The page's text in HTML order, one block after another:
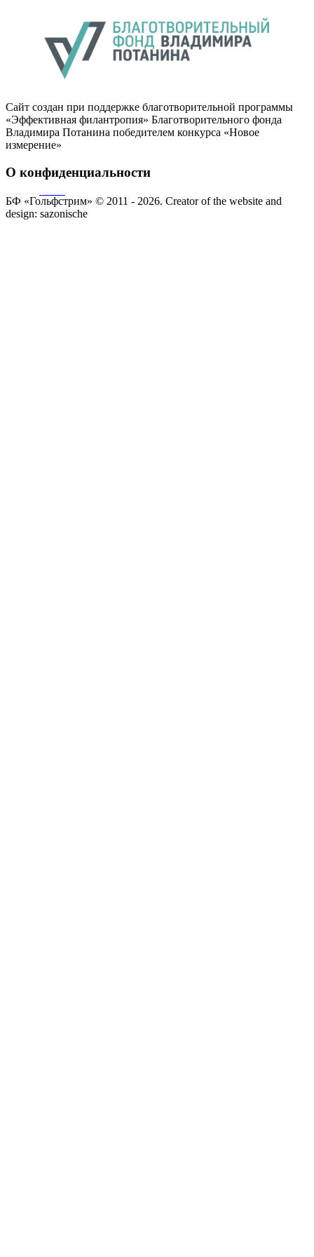
Сайт создан при поддержке благотворительной программы
«Эффективная филантропия» Благотворительного фонда
Владимира Потанина победителем конкурса «Новое
измерение»
О конфиденциальности
БФ «Гольфстрим» © 2011 - 2026. Creator of the website and
design: sazonische